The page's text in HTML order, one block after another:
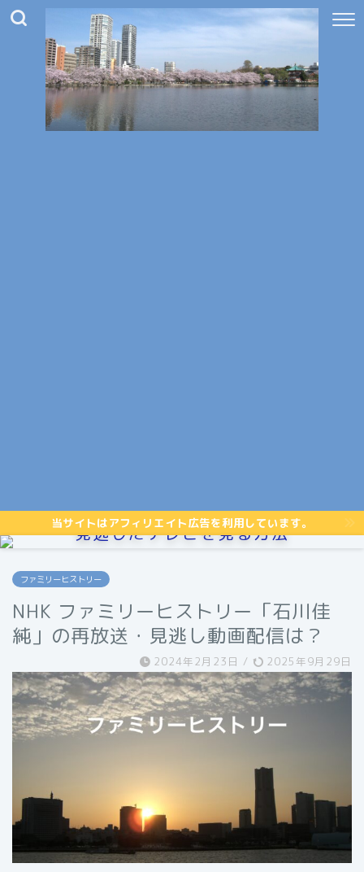
当サイトはアフィリエイト広告を利用しています。
見逃したテレビを見る方法
ファミリーヒストリー
NHK ファミリーヒストリー「石川佳
純」の再放送・見逃し動画配信は？
2024年2月23日 / 2025年9月29日